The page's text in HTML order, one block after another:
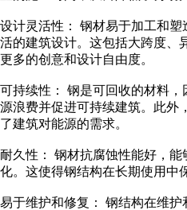
设计灵活性： 钢材易于加工和
活的建筑设计。这包括大跨度、
更多的创意和设计自由度。
可持续性： 钢是可回收的材料
源浪费并促进可持续建筑。此外
了建筑对能源的需求。
耐久性： 钢材抗腐蚀性能好，
化。这使得钢结构在长期使用中
易于维护和修复： 钢结构在维